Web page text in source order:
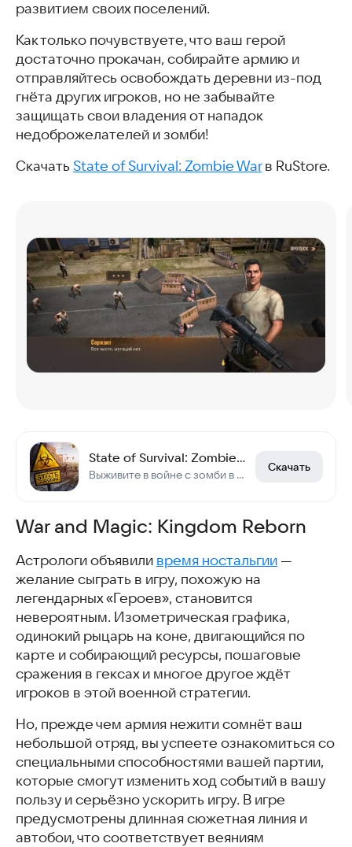
развитием своих поселений.
Как только почувствуете, что ваш герой
достаточно прокачан, собирайте армию и
отправляйтесь освобождать деревни из-под
гнёта других игроков, но не забывайте
защищать свои владения от нападок
недоброжелателей и зомби!
Скачать State of Survival: Zombie Warв RuStore.
State of Survival: Zombie War
Выживите в войне с зомби в ролевой игре об апокалипсисе и выживании
Скачать
War and Magic: Kingdom Reborn
Астрологи объявили время ностальгии —
желание сыграть в игру, похожую на
легендарных «Героев», становится
невероятным. Изометрическая графика,
одинокий рыцарь на коне, двигающийся по
карте и собирающий ресурсы, пошаговые
сражения в гексах и многое другое ждёт
игроков в этой военной стратегии.
Но, прежде чем армия нежити сомнёт ваш
небольшой отряд, вы успеете ознакомиться со
специальными способностями вашей партии,
которые смогут изменить ход событий в вашу
пользу и серьёзно ускорить игру. В игре
предусмотрены длинная сюжетная линия и
автобои, что соответствует веяниям